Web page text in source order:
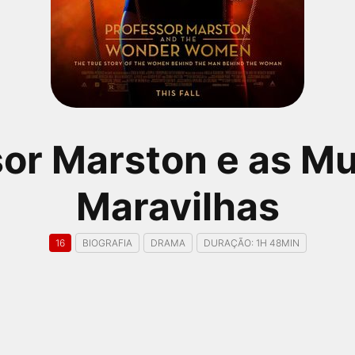
Marston e as
Maravilhas
16 BIOGRAFIA DRAMA DURAÇÃO: 1H 48MIN